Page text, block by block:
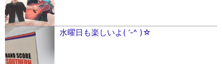
水曜日も楽しいよ( ‘-^ )☆